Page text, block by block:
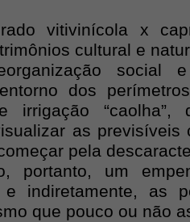
vitivinícola x
cultural e
social
dos
irrigação
as previsíveis
pela
portanto, um
indiretamente, as
que pouco ou não